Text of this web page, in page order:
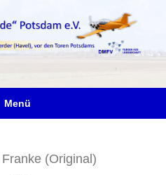
Menü
(Original)